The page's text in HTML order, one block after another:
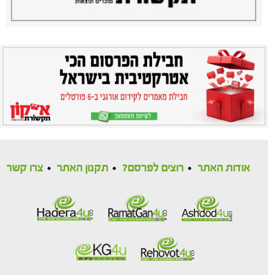
אודות האתר רוצים לפרסם? תקנון האתר צרו קשר